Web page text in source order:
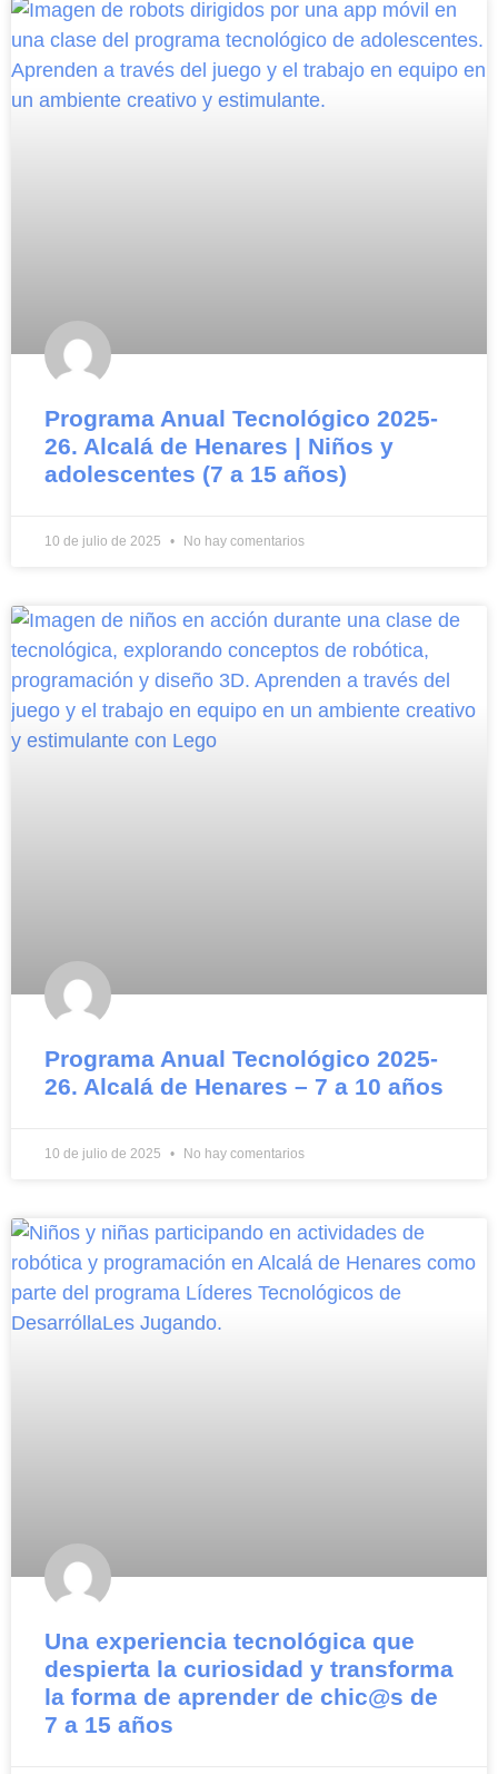
Programa Anual Tecnológico 2025-
26. Alcalá de Henares | Niños y
adolescentes (7 a 15 años)
10 de julio de 2025 No hay comentarios
Programa Anual Tecnológico 2025-
26. Alcalá de Henares – 7 a 10 años
10 de julio de 2025 No hay comentarios
Una experiencia tecnológica que
despierta la curiosidad y transforma
la forma de aprender de chic@s de
7 a 15 años